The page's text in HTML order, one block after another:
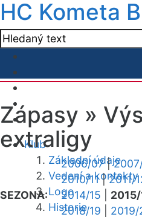
HC Kometa
Klub
Základní údaje
Vedení a kontakty
Logo
Historie
Zápasy »
extraligy
SEZONA:
2006/07|
2010/11|2011/
2014/15
2018/19
2019/